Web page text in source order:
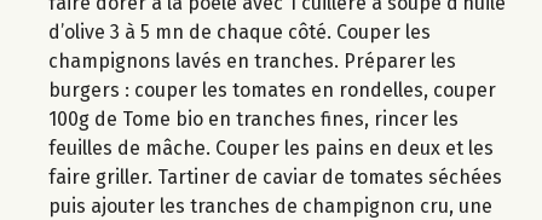
d’olive 3 à 5 mn de chaque côté. Couper les
champignons lavés en tranches. Préparer les
burgers : couper les tomates en rondelles, couper
100g de Tome bio en tranches fines, rincer les
feuilles de mâche. Couper les pains en deux et les
faire griller. Tartiner de caviar de tomates séchées
puis ajouter les tranches de champignon cru, une